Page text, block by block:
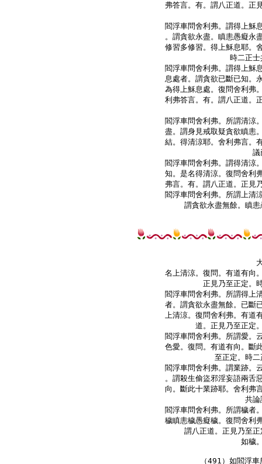
弗答言。有。謂八正道。正
閻浮車問舍利弗。謂得上穌
。謂貪欲永盡。瞋恚愚癡永
修習多修習。得上穌息耶。
時二正
閻浮車問舍利弗。謂得上穌
息處者。謂貪欲已斷已知。
為得上穌息處。復問舍利弗
利弗答言。有。謂八正道。
閻浮車問舍利弗。所謂清涼
盡。謂身見戒取疑貪欲瞋恚
結。得清涼耶。舍利弗言。
議
閻浮車問舍利弗。謂得清涼
知。是名得清涼。復問舍利
弗言。有。謂八正道。正見
閻浮車問舍利弗。所謂上清
名上清涼。復問。有道有向
正見乃至正定。
閻浮車問舍利弗。所謂得上
者。謂貪欲永盡無餘。已斷
上清涼。復問舍利弗。有道
道。正見乃至正定
閻浮車問舍利弗。所謂愛。
色愛。復問。有道有向。斷
至正定。時
閻浮車問舍利弗。謂業跡。
。謂殺生偷盜邪淫妄語兩舌
向。斷此十業跡耶。舍利弗
共論
閻浮車問舍利弗。所謂穢者
穢瞋恚穢愚癡穢。復問舍利
謂八正道。正見乃至
如穢